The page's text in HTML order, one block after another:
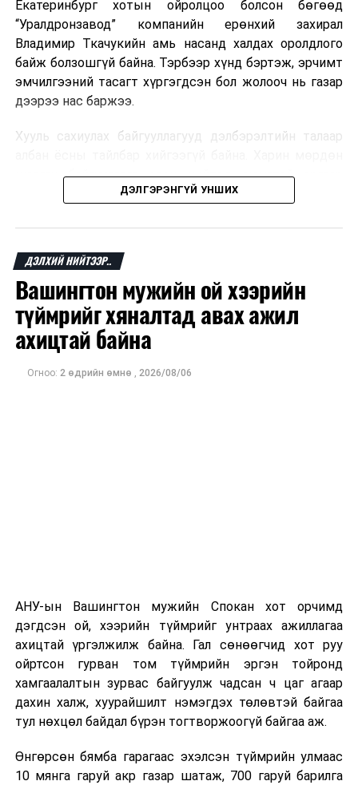
Екатеринбург хотын ойролцоо болсон бөгөөд
“Уралдронзавод” компанийн ерөнхий захирал
Владимир Ткачукийн амь насанд халдах оролдлого
байж болзошгүй байна. Тэрбээр хүнд бэртэж, эрчимт
эмчилгээний тасагт хүргэгдсэн бол жолооч нь газар
дээрээ нас баржээ.
Хууль сахиулах байгууллагууд дэлбэрэлтийн талаар
шалгах байгууллага олон нийтэд аюултай аргаар
хүний амь насанд халдахыг завдсан гэх үндэслэлээр
мэдээлжээ.
“Уралдронзавод” компани 2023 онд Екатеринбург
хотод байгуулагдсан бөгөөд нисгэгчгүй нисэх
төхөөрөмж үйлдвэрлэдэг аж. Тус компанийн 2025
оны орлого 6.2 тэрбум рубль, цэвэр ашиг нь 1.9
тэрбум рубльд хүрсэн гэж РБК мэдээлсэн байна.
Одоогоор дэлбэрэлтийн шалтгаан, хэрэгт холбоотой
ДЭЛГЭРЭНГҮЙ УНШИХ
ДЭЛХИЙ НИЙТЭЭР..
Вашингтон мужийн ой хээрийн
түймрийг хяналтад авах ажил
ахицтай байна
Огноо: 2 өдрийн өмнө , 2026/08/06
АНУ-ын Вашингтон мужийн Спокан хот орчимд
дэгдсэн ой, хээрийн түймрийг унтраах ажиллагаа
ахицтай үргэлжилж байна. Гал сөнөөгчид хот руу
ойртсон гурван том түймрийн эргэн тойронд
хамгаалалтын зурвас байгуулж чадсан ч цаг агаар
дахин халж, хуурайшилт нэмэгдэх төлөвтэй байгаа
тул нөхцөл байдал бүрэн тогтворжоогүй байгаа аж.
Өнгөрсөн бямба гарагаас эхэлсэн түймрийн улмаас
10 мянга гаруй акр газар шатаж, 700 гаруй барилга